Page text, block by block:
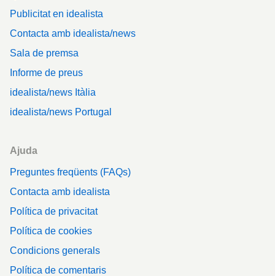
Publicitat en idealista
Contacta amb idealista/news
Sala de premsa
Informe de preus
idealista/news Itàlia
idealista/news Portugal
Ajuda
Preguntes freqüents (FAQs)
Contacta amb idealista
Política de privacitat
Política de cookies
Condicions generals
Política de comentaris